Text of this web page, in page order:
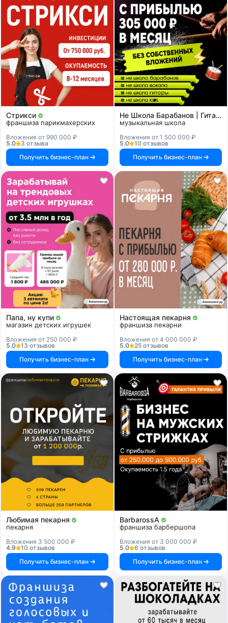
Стрикси
франшиза парикмахерских
Вложения от 990 000 ₽
5.0
3 отзыва
Получить бизнес-план
Не Школа Барабанов | Гитары | Вокала | KIDS
музыкальная школа
Вложения от 1 500 000 ₽
5.0
10 отзывов
Получить бизнес-план
Папа, ну купи
магазин детских игрушек
Вложения от 250 000 ₽
5.0
13 отзывов
Получить бизнес-план
Настоящая пекарня
франшиза пекарни
Вложения от 4 000 000 ₽
5.0
25 отзывов
Получить бизнес-план
Любимая пекарня
пекарня
Вложения 3 500 000 ₽
4.9
10 отзывов
Получить бизнес-план
BarbarossA
франшиза барбершопа
Вложения от 3 000 000 ₽
5.0
6 отзывов
Получить бизнес-план